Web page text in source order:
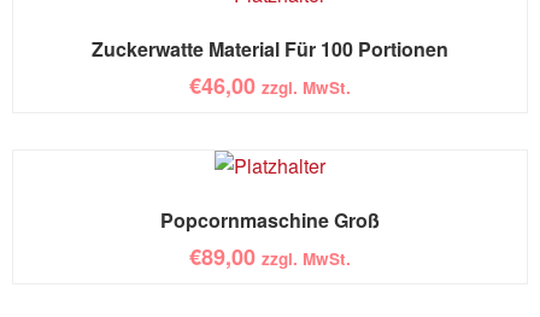
Zuckerwatte Material Für 100 Portionen
€46,00 zzgl. MwSt.
Popcornmaschine Groß
€89,00 zzgl. MwSt.